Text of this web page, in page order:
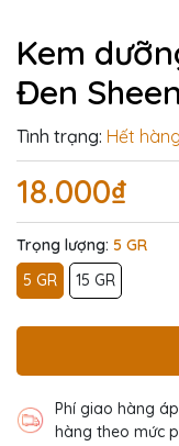
Kem
Đen
Tình trạng: Hết hàng
18.000₫
Trọng lượng: 5 GR
5 GR
15 GR
Phí giao hàng
hàng theo mức